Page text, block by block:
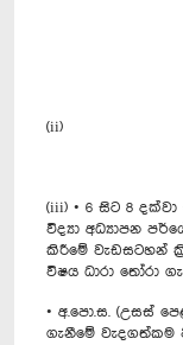
(ii)
(iii) • 6 සිට 8
විද්‍යා අධ්‍යාපන
කිරීමේ වැඩසටහන්
විෂය ධාරා තෝරා
• අ.පො.ස. (උසස්
ගැනීමේ